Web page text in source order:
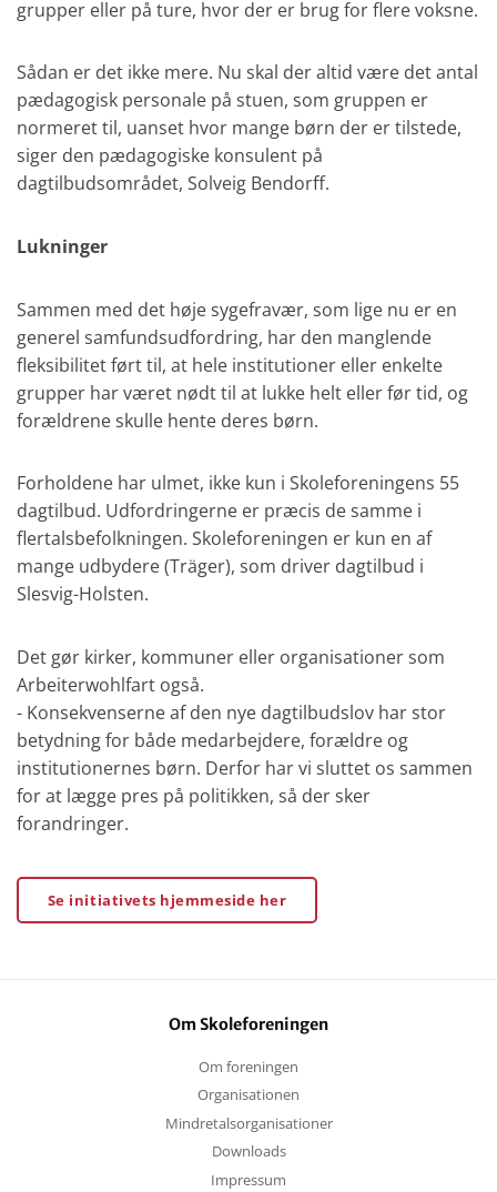
grupper eller på ture, hvor der er brug for flere voksne.
Sådan er det ikke mere. Nu skal der altid være det antal
pædagogisk personale på stuen, som gruppen er
normeret til, uanset hvor mange børn der er tilstede,
siger den pædagogiske konsulent på
dagtilbudsområdet, Solveig Bendorff.
Lukninger
Sammen med det høje sygefravær, som lige nu er en
generel samfundsudfordring, har den manglende
fleksibilitet ført til, at hele institutioner eller enkelte
grupper har været nødt til at lukke helt eller før tid, og
forældrene skulle hente deres børn.
Forholdene har ulmet, ikke kun i Skoleforeningens 55
dagtilbud. Udfordringerne er præcis de samme i
flertalsbefolkningen. Skoleforeningen er kun en af
mange udbydere (Träger), som driver dagtilbud i
Slesvig-Holsten.
Det gør kirker, kommuner eller organisationer som
Arbeiterwohlfart også.
- Konsekvenserne af den nye dagtilbudslov har stor
betydning for både medarbejdere, forældre og
institutionernes børn. Derfor har vi sluttet os sammen
for at lægge pres på politikken, så der sker
forandringer.
Se initiativets hjemmeside her
Om Skoleforeningen
Om foreningen
Organisationen
Mindretalsorganisationer
Downloads
Impressum